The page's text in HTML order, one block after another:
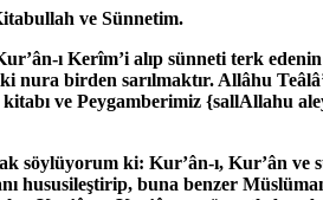
ve Sünnetim.
ı Kerîm’i alıp sünneti terk
birden sarılmaktır. Allâhu
ve Peygamberimiz {sallAllahu
söylüyorum ki: Kur’ân-ı, Kur’ân
hususileştirip, buna benzer